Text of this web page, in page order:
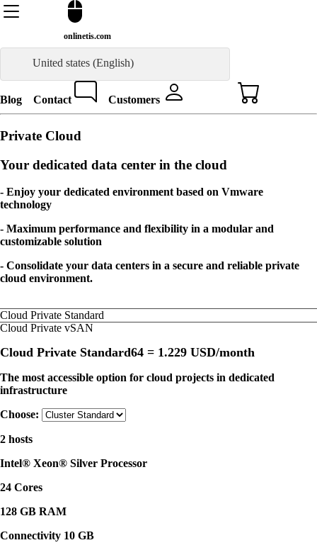
onlinetis.com
United states (English)
Blog Contact Customers
Private Cloud
Your dedicated data center in the cloud
- Enjoy your dedicated environment based on Vmware
technology
- Maximum performance and flexibility in a modular and
customizable solution
- Consolidate your data centers in a secure and reliable private
cloud environment.
Cloud Private Standard
Cloud Private vSAN
Cloud Private Standard64 = 1.229 USD/month
The most accessible option for cloud projects in dedicated
infrastructure
Choose:
2 hosts
Intel® Xeon® Silver Processor
24 Cores
128 GB RAM
Connectivity 10 GB